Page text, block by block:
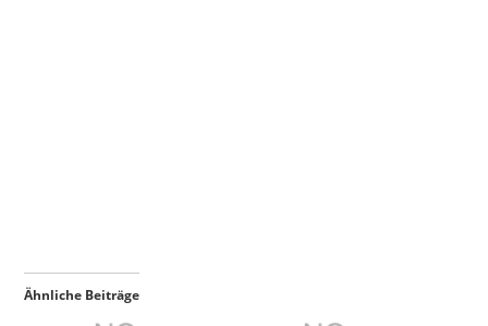
Ähnliche Beiträge